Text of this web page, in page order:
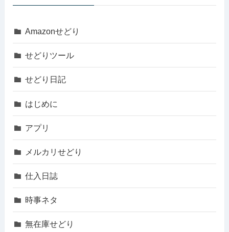
Amazonせどり
せどりツール
せどり日記
はじめに
アプリ
メルカリせどり
仕入日誌
時事ネタ
無在庫せどり